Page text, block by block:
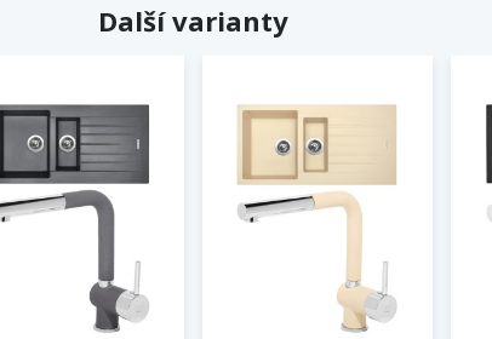
Další varianty